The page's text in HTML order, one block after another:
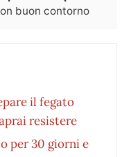
buon contorno
il fegato
resistere
per 30 giorni e